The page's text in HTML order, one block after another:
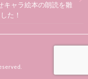
キャラ絵本の朗読を雛
た！